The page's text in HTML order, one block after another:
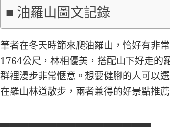
油羅山圖文記錄
筆者在冬天時節來爬油羅山，恰好有非
1764公尺，林相優美，搭配山下好走的
群裡漫步非常愜意。想要健腳的人可以
在羅山林道散步，兩者兼得的好景點推
▃▃▃▃▃▃▃▃▃▃▃▃▃▃▃▃